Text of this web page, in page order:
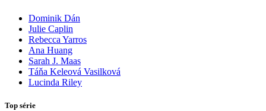
Dominik Dán
Julie Caplin
Rebecca Yarros
Ana Huang
Sarah J. Maas
Táňa Keleová Vasilková
Lucinda Riley
Top série